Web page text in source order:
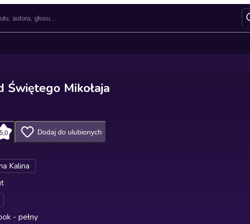
Świętego Mikołaja
Dodaj do ulubionych
Kalina
- pełny